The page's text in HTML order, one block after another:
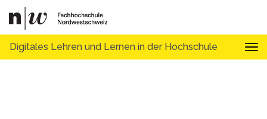
Digitales Lehren und Lernen in der Hochschule